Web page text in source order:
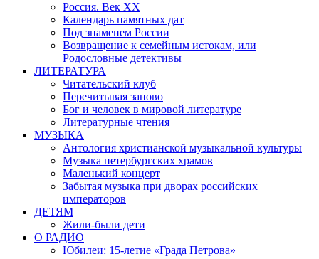
Россия. Век ХХ
Календарь памятных дат
Под знаменем России
Возвращение к семейным истокам, или
Родословные детективы
ЛИТЕРАТУРА
Читательский клуб
Перечитывая заново
Бог и человек в мировой литературе
Литературные чтения
МУЗЫКА
Антология христианской музыкальной культуры
Музыка петербургских храмов
Маленький концерт
Забытая музыка при дворах российских
императоров
ДЕТЯМ
Жили-были дети
О РАДИО
Юбилеи: 15-летие «Града Петрова»